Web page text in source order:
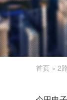
首页 > 2